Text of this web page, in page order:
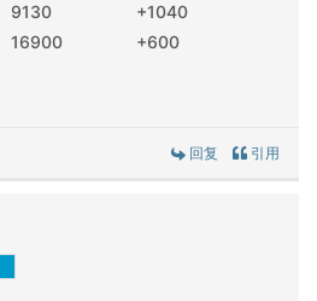
9130
+1040
16900 +600
回复 引用